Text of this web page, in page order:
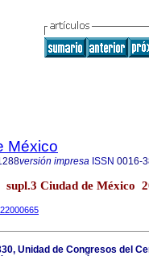
México
versión impresa ISSN 0016-
Ciudad de México
Unidad de Congresos del